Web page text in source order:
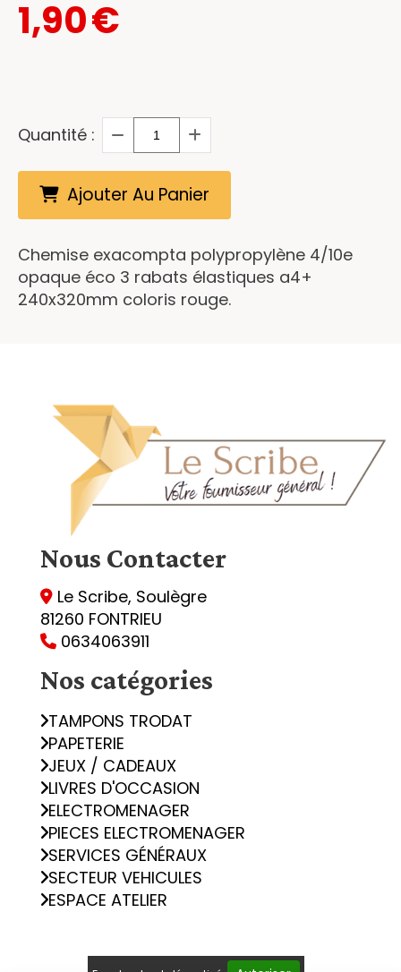
1,90€
Quantité :
Ajouter Au Panier
Chemise exacompta polypropylène 4/10e
opaque éco 3 rabats élastiques a4+
240x320mm coloris rouge.
Nous Contacter
 Le Scribe, Soulègre
81260 FONTRIEU
 0634063911
Nos catégories
TAMPONS TRODAT
PAPETERIE
JEUX / CADEAUX
LIVRES D'OCCASION
ELECTROMENAGER
PIECES ELECTROMENAGER
SERVICES GÉNÉRAUX
SECTEUR VEHICULES
ESPACE ATELIER